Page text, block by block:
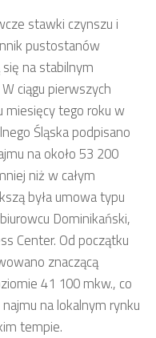
stawki czynszu i
pustostanów
na stabilnym
ciągu pierwszych
miesięcy tego roku w
Śląska podpisano
na około 53 200
niż w całym
była umowa typu
Dominikański,
Center. Od początku
znaczącą
41 100 mkw., co
na lokalnym rynku
tempie.